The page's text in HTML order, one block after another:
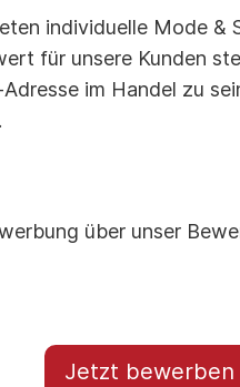
individuelle Mode
für unsere Kunden
im Handel zu
über unser
Jetzt bewerben